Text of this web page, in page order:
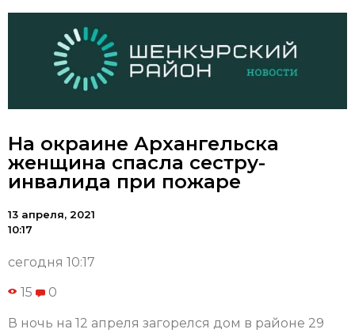
На окраине Архангельска
женщина спасла сестру-
инвалида при пожаре
13 апреля, 2021
10:17
сегодня 10:17
15 0
В ночь на 12 апреля загорелся дом в районе 29